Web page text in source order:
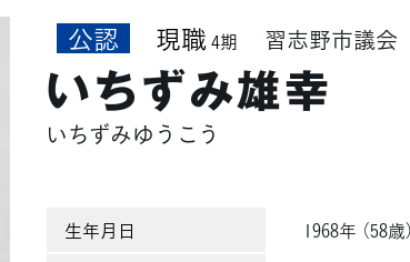
公認 現職 4期 習志野市議会
いちずみ雄幸
いちずみゆうこう
生年月日
1968年 （58歳）